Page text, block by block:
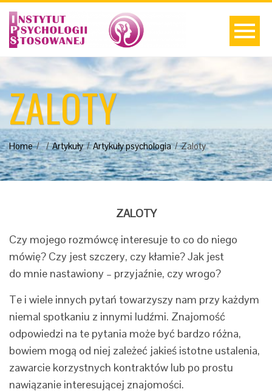
ZALOTY
Home Artykuły Artykuły psychologia Zaloty
ZALOTY
Czy mojego rozmówcę interesuje to co do niego
mówię? Czy jest szczery, czy kłamie? Jak jest
do mnie nastawiony – przyjaźnie, czy wrogo?
Te i wiele innych pytań towarzyszy nam przy każdym
niemal spotkaniu z innymi ludźmi. Znajomość
odpowiedzi na te pytania może być bardzo różna,
bowiem mogą od niej zależeć jakieś istotne ustalenia,
zawarcie korzystnych kontraktów lub po prostu
nawiązanie interesującej znajomości.